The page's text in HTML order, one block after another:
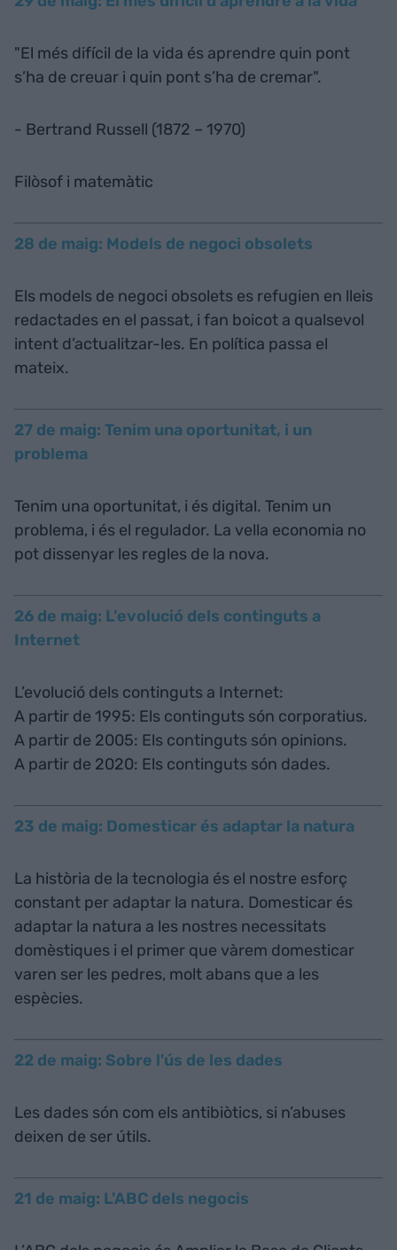
"El més difícil de la vida és aprendre quin pont
s’ha de creuar i quin pont s’ha de cremar".
- Bertrand Russell (1872 – 1970)
Filòsof i matemàtic
28 de maig: Models de negoci obsolets
Els models de negoci obsolets es refugien en lleis
redactades en el passat, i fan boicot a qualsevol
intent d’actualitzar-les. En política passa el
mateix.
27 de maig: Tenim una oportunitat, i un
problema
Tenim una oportunitat, i és digital. Tenim un
problema, i és el regulador. La vella economia no
pot dissenyar les regles de la nova.
26 de maig: L’evolució dels continguts a
Internet
L’evolució dels continguts a Internet:
A partir de 1995: Els continguts són corporatius.
A partir de 2005: Els continguts són opinions.
A partir de 2020: Els continguts són dades.
23 de maig: Domesticar és adaptar la natura
La història de la tecnologia és el nostre esforç
constant per adaptar la natura. Domesticar és
adaptar la natura a les nostres necessitats
domèstiques i el primer que vàrem domesticar
varen ser les pedres, molt abans que a les
espècies.
22 de maig: Sobre l'ús de les dades
Les dades són com els antibiòtics, si n’abuses
deixen de ser útils.
21 de maig: L'ABC dels negocis